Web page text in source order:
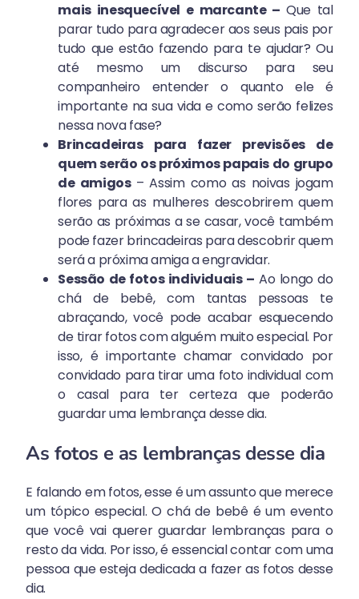
mais inesquecível e marcante – Que tal
parar tudo para agradecer aos seus pais por
tudo que estão fazendo para te ajudar? Ou
até mesmo um discurso para seu
companheiro entender o quanto ele é
importante na sua vida e como serão felizes
nessa nova fase?
Brincadeiras para fazer previsões de
quem serão os próximos papais do grupo
de amigos – Assim como as noivas jogam
flores para as mulheres descobrirem quem
serão as próximas a se casar, você também
pode fazer brincadeiras para descobrir quem
será a próxima amiga a engravidar.
Sessão de fotos individuais – Ao longo do
chá de bebê, com tantas pessoas te
abraçando, você pode acabar esquecendo
de tirar fotos com alguém muito especial. Por
isso, é importante chamar convidado por
convidado para tirar uma foto individual com
o casal para ter certeza que poderão
guardar uma lembrança desse dia.
As fotos e as lembranças desse dia
E falando em fotos, esse é um assunto que merece
um tópico especial. O chá de bebê é um evento
que você vai querer guardar lembranças para o
resto da vida. Por isso, é essencial contar com uma
pessoa que esteja dedicada a fazer as fotos desse
dia.